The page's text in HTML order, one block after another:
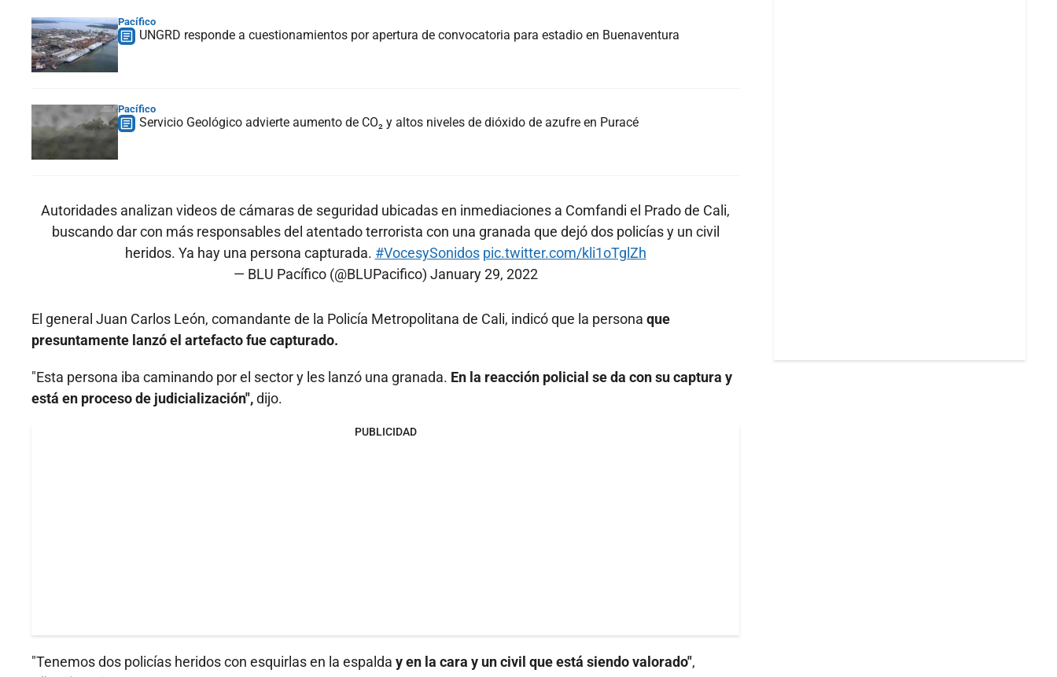
Pacífico
UNGRD responde a cuestionamientos por apertura de convocatoria para estadio en Buenaventura
Pacífico
Servicio Geológico advierte aumento de CO₂ y altos niveles de dióxido de azufre en Puracé
Autoridades analizan videos de cámaras de seguridad ubicadas en inmediaciones a Comfandi el Prado de Cali,
buscando dar con más responsables del atentado terrorista con una granada que dejó dos policías y un civil
heridos. Ya hay una persona capturada. #VocesySonidos pic.twitter.com/kli1oTglZh
— BLU Pacífico (@BLUPacifico) January 29, 2022
El general Juan Carlos León, comandante de la Policía Metropolitana de Cali, indicó que la persona que
presuntamente lanzó el artefacto fue capturado.
"Esta persona iba caminando por el sector y les lanzó una granada. En la reacción policial se da con su captura y
está en proceso de judicialización",dijo.
PUBLICIDAD
"Tenemos dos policías heridos con esquirlas en la espalda y en la cara y un civil que está siendo valorado",